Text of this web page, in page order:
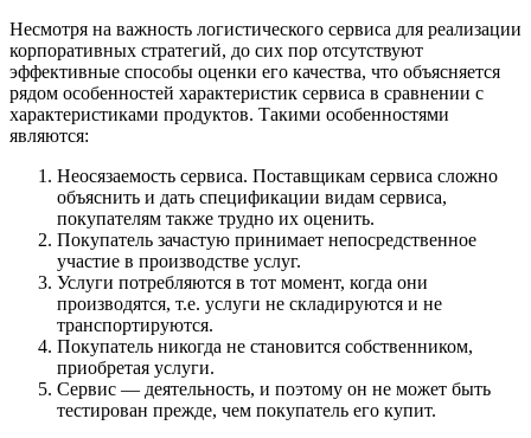
Несмотря на важность логистического сервиса для реализации
корпоративных стратегий, до сих пор отсутствуют
эффективные способы оценки его качества, что объясняется
рядом особенностей характеристик сервиса в сравнении с
характеристиками продуктов. Такими особенностями
являются:
Неосязаемость сервиса. Поставщикам сервиса сложно
объяснить и дать спецификации видам сервиса,
покупателям также трудно их оценить.
Покупатель зачастую принимает непосредственное
участие в производстве услуг.
Услуги потребляются в тот момент, когда они
производятся, т.е. услуги не складируются и не
транспортируются.
Покупатель никогда не становится собственником,
приобретая услуги.
Сервис — деятельность, и поэтому он не может быть
тестирован прежде, чем покупатель его купит.